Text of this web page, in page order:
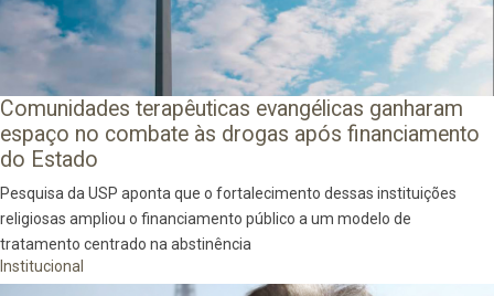
Comunidades terapêuticas evangélicas ganharam
espaço no combate às drogas após financiamento
do Estado
Pesquisa da USP aponta que o fortalecimento dessas instituições
religiosas ampliou o financiamento público a um modelo de
tratamento centrado na abstinência
Institucional